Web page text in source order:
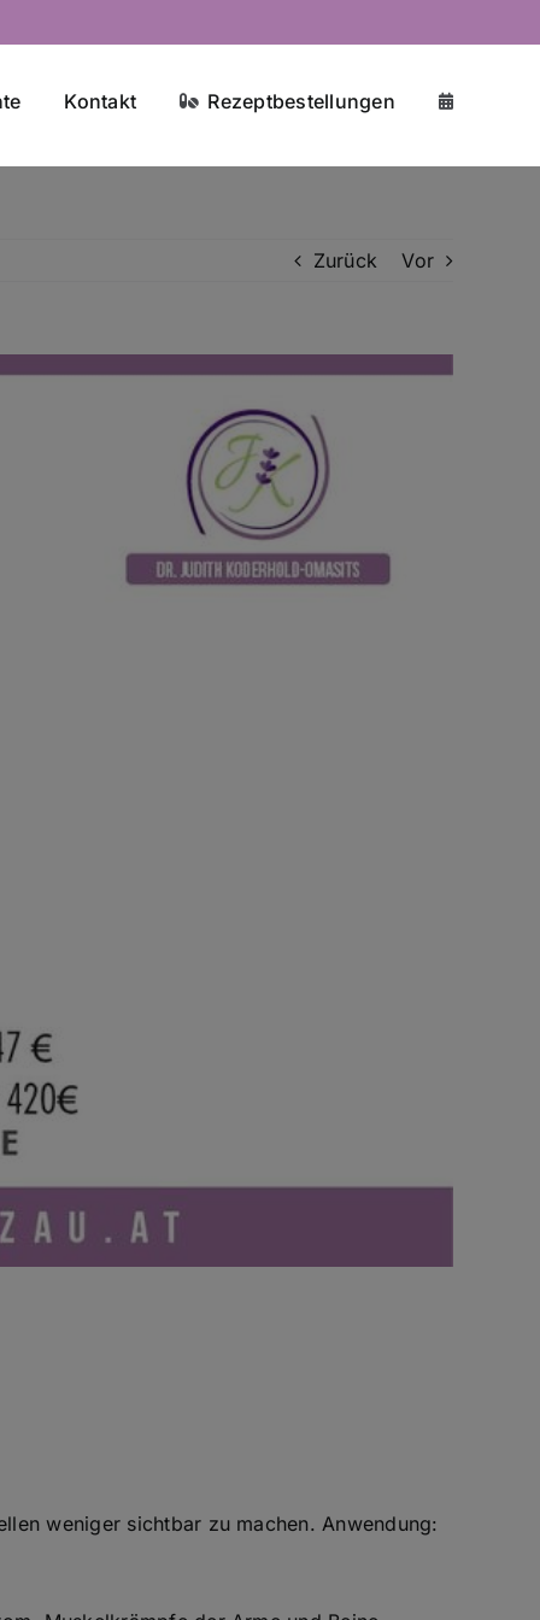
Kontakt Rezeptbestellungen
Zurück Vor
weniger sichtbar zu machen. Anwendung: